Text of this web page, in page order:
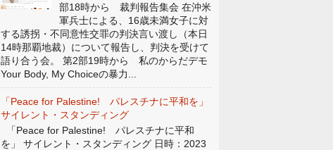
部18時から 裁判報告集会 在沖米
軍兵士による、16歳未満女子に対
する誘拐・不同意性交罪の判決言い渡し（本日
14時那覇地裁）について報告し、判決を受けて
語り合う会。 第2部19時から 私のからだデモ
Your Body, My Choiceの暴力...
「Peace for Palestine! パレスチナに平和を」
サイレント・スタンディング
「Peace for Palestine! パレスチナに平和
を」 サイレント・スタンディング 日時：2023